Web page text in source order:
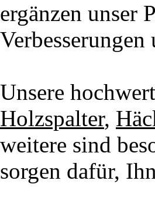
ergänzen
Unsere
Holzspalter,
weitere sind
sorgen dafür,